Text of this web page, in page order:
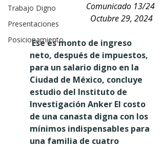
Trabajo Digno
Presentaciones
Posicionamiento
Comunicado 13/24
Octubre 29, 2024
Ese es monto de ingreso
neto, después de impuestos,
para un salario digno en la
Ciudad de México, concluye
estudio del Instituto de
Investigación Anker El costo
de una canasta digna con los
mínimos indispensables para
una familia de cuatro